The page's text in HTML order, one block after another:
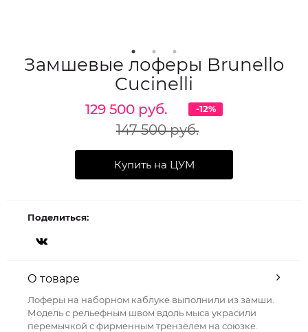
Замшевые лоферы Brunello
Cucinelli
129 500 руб.
147 500 руб.
-12%
Купить на ЦУМ
Поделиться:
О товаре
Лоферы на наборном каблуке выполнили из замши.
Модель с рельефным швом вдоль мыса украсили
перемычкой с фирменным трензелем на союзке.